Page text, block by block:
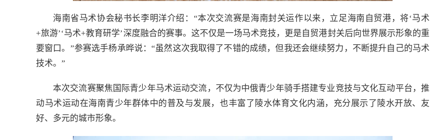
海南省马术协会秘书长李明洋介绍：“本次交流赛是海南封关运作以来，立足海南自贸港，将‘马术
+旅游’‘马术+教育研学’深度融合的赛事。这不仅是一场马术竞技，更是自贸港封关后向世界展示形象的重
要窗口。”参赛选手杨承晔说：“虽然这次我取得了不错的成绩，但我还会继续努力，不断提升自己的马术
技术。”
本次交流赛聚焦国际青少年马术运动交流，不仅为中俄青少年骑手搭建专业竞技与文化互动平台，推
动马术运动在海南青少年群体中的普及与发展，也丰富了陵水体育文化内涵，充分展示了陵水开放、友
好、多元的城市形象。